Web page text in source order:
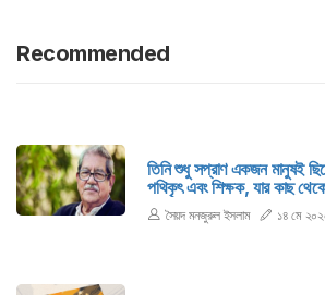
Recommended
তিনি শুধু সপ্রাণ একজন মানুষই ছিলেন না,
পথিকৃৎ এবং শিক্ষক, যার কাছ
পেতাম।সৈয়দ মনজুরুল ইসলাম ১৪ মে